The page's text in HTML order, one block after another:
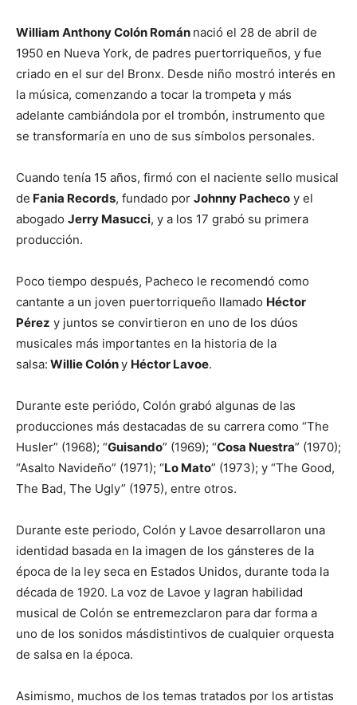
William Anthony Colón Román nació el 28 de abril de
1950 en Nueva York, de padres puertorriqueños, y fue
criado en el sur del Bronx. Desde niño mostró interés en
la música, comenzando a tocar la trompeta y más
adelante cambiándola por el trombón, instrumento que
se transformaría en uno de sus símbolos personales.
Cuando tenía 15 años, firmó con el naciente sello musical
de Fania Records, fundado por Johnny Pacheco y el
abogado Jerry Masucci, y a los 17 grabó su primera
producción.
Poco tiempo después, Pacheco le recomendó como
cantante a un joven puertorriqueño llamado Héctor
Pérez y juntos se convirtieron en uno de los dúos
musicales más importantes en la historia de la
salsa: Willie Colóny Héctor Lavoe.
Durante este periódo, Colón grabó algunas de las
producciones más destacadas de su carrera como “The
Husler” (1968); “Guisando” (1969); “Cosa Nuestra” (1970);
“Asalto Navideño” (1971); “Lo Mato” (1973); y “The Good,
The Bad, The Ugly” (1975), entre otros.
Durante este periodo, Colón y Lavoe desarrollaron una
identidad basada en la imagen de los gánsteres de la
época de la ley seca en Estados Unidos, durante toda la
década de 1920. La voz de Lavoe y lagran habilidad
musical de Colón se entremezclaron para dar forma a
uno de los sonidos másdistintivos de cualquier orquesta
de salsa en la época.
Asimismo, muchos de los temas tratados por los artistas